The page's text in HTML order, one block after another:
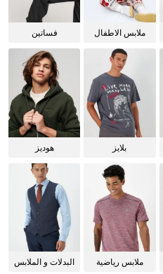
ملابس الاطفال فساتين
بلايز هوديز
ملابس رياضية
البدلات و الملابس